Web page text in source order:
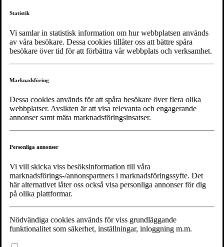
Statistik
Vi samlar in statistisk information om hur webbplatsen används
av våra besökare. Dessa cookies tillåter oss att bättre spåra
besökare över tid för att förbättra vår webbplats och verksamhet.
Marknadsföring
Dessa cookies används för att spåra besökare över flera olika
webbplatser. Avsikten är att visa relevanta och engagerande
annonser samt mäta marknadsföringsinsatser.
Personliga annonser
Vi vill skicka viss besöksinformation till våra
marknadsförings-/annonspartners i marknadsföringssyfte. Det
här alternativet låter oss också visa personliga annonser för dig
på olika plattformar.
Nödvändiga cookies används för viss grundläggande
funktionalitet som säkerhet, inställningar, inloggning m.m.
Riksförbundet
För dig
Utbildningar
HIV
STI
Stöd Noaks Ark
Kontakta Riksförbundet
Min lokalföreningNoaks Ark Mosaik - Skåne & Blekinge
Nyheter
Projekt
Leva med hiv
Testa dig här!
Om oss
HIV facts